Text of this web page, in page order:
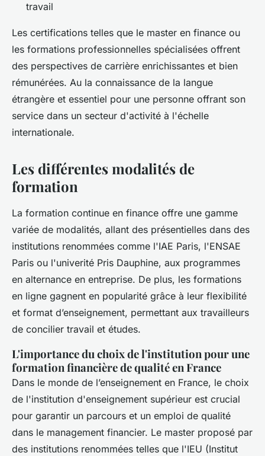
travail
Les certifications telles que le master en finance ou
les formations professionnelles spécialisées offrent
des perspectives de carrière enrichissantes et bien
rémunérées. Au la connaissance de la langue
étrangère et essentiel pour une personne offrant son
service dans un secteur d'activité à l'échelle
internationale.
Les différentes modalités de
formation
La formation continue en finance offre une gamme
variée de modalités, allant des présentielles dans des
institutions renommées comme l'IAE Paris, l'ENSAE
Paris ou l'univerité Pris Dauphine, aux programmes
en alternance en entreprise. De plus, les formations
en ligne gagnent en popularité grâce à leur flexibilité
et format d’enseignement, permettant aux travailleurs
de concilier travail et études.
L'importance du choix de l'institution pour une
formation financière de qualité en France
Dans le monde de l’enseignement en France, le choix
de l'institution d'enseignement supérieur est crucial
pour garantir un parcours et un emploi de qualité
dans le management financier. Le master proposé par
des institutions renommées telles que l'IEU (Institut